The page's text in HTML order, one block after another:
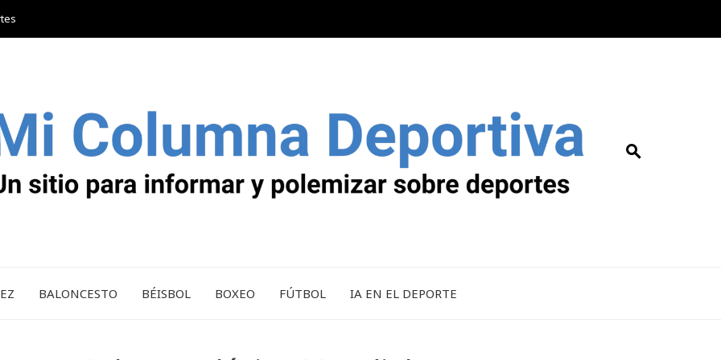
BALONCESTO BÉISBOL BOXEO FÚTBOL IA EN EL DEPORTE